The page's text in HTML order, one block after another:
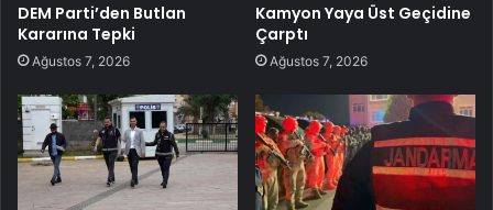
DEM Parti’den Butlan
Kararına Tepki
Ağustos 7, 2026
Kamyon Yaya Üst Geçidine
Çarptı
Ağustos 7, 2026